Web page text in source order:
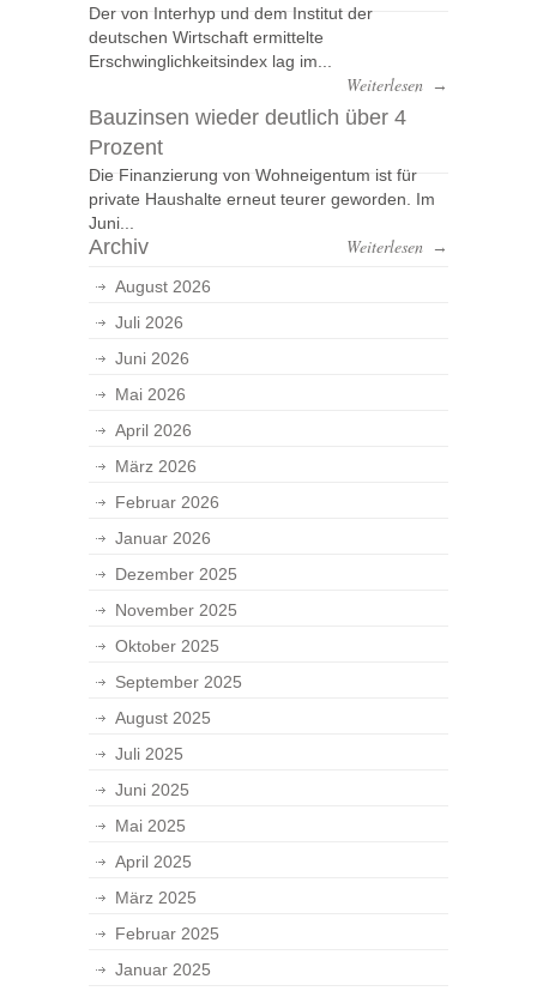
Der von Interhyp und dem Institut der
deutschen Wirtschaft ermittelte
Erschwinglichkeitsindex lag im...
Weiterlesen →
Bauzinsen wieder deutlich über 4
Prozent
Die Finanzierung von Wohneigentum ist für
private Haushalte erneut teurer geworden. Im
Juni...
Weiterlesen →
Archiv
August 2026
Juli 2026
Juni 2026
Mai 2026
April 2026
März 2026
Februar 2026
Januar 2026
Dezember 2025
November 2025
Oktober 2025
September 2025
August 2025
Juli 2025
Juni 2025
Mai 2025
April 2025
März 2025
Februar 2025
Januar 2025